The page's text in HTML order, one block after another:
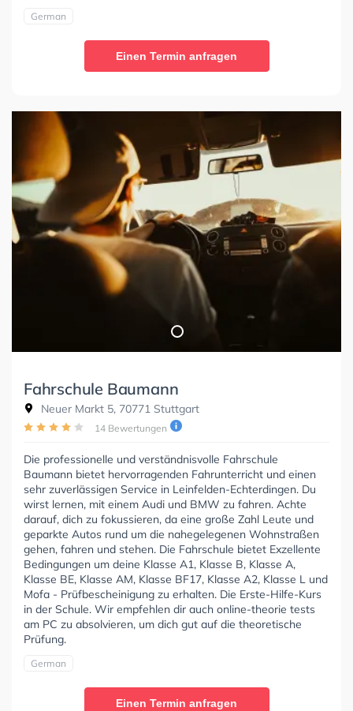
German
Einen Termin anfragen
Fahrschule Baumann
Neuer Markt 5, 70771 Stuttgart
14 Bewertungen
Die professionelle und verständnisvolle Fahrschule
Baumann bietet hervorragenden Fahrunterricht und einen
sehr zuverlässigen Service in Leinfelden-Echterdingen. Du
wirst lernen, mit einem Audi und BMW zu fahren. Achte
darauf, dich zu fokussieren, da eine große Zahl Leute und
geparkte Autos rund um die nahegelegenen Wohnstraßen
gehen, fahren und stehen. Die Fahrschule bietet Exzellente
Bedingungen um deine Klasse A1, Klasse B, Klasse A,
Klasse BE, Klasse AM, Klasse BF17, Klasse A2, Klasse L und
Mofa - Prüfbescheinigung zu erhalten. Die Erste-Hilfe-Kurs
in der Schule. Wir empfehlen dir auch online-theorie tests
am PC zu absolvieren, um dich gut auf die theoretische
Prüfung.
German
Einen Termin anfragen